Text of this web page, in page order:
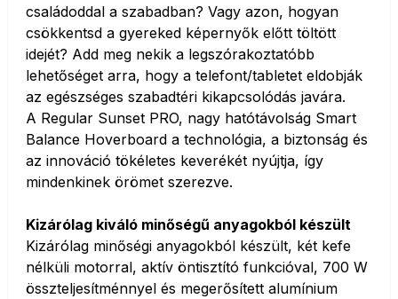
családoddal a szabadban? Vagy azon, hogyan
csökkentsd a gyereked képernyők előtt töltött
idejét? Add meg nekik a legszórakoztatóbb
lehetőséget arra, hogy a telefont/tabletet eldobják
az egészséges szabadtéri kikapcsolódás javára.
A Regular Sunset PRO, nagy hatótávolság Smart
Balance Hoverboard a technológia, a biztonság és
az innováció tökéletes keverékét nyújtja, így
mindenkinek örömet szerezve.
Kizárólag kiváló minőségű anyagokból készült
Kizárólag minőségi anyagokból készült, két kefe
nélküli motorral, aktív öntisztító funkcióval, 700 W
összteljesítménnyel és megerősített alumínium